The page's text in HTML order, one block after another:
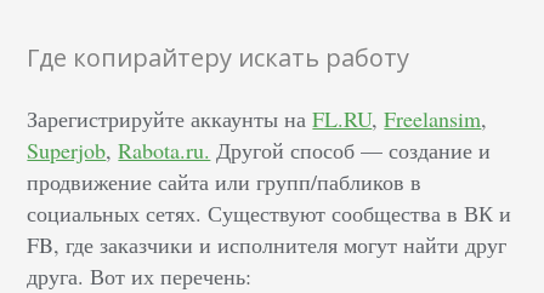
Где копирайтеру искать работу
Зарегистрируйте аккаунты наFL.RU,Freelansim,
Superjob,Rabota.ru. Другой способ –– создание и
продвижение сайта или групп/пабликов в
социальных сетях. Существуют сообщества в ВК и
FB, где заказчики и исполнителя могут найти друг
друга. Вот их перечень: